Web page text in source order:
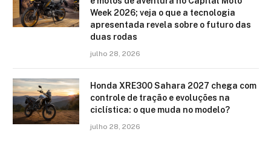
Week 2026; veja o que a tecnologia
apresentada revela sobre o futuro das
duas rodas
julho 28, 2026
Honda XRE300 Sahara 2027 chega com
controle de tração e evoluções na
ciclística: o que muda no modelo?
julho 28, 2026